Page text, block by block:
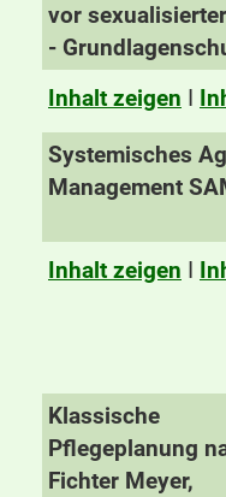
vor
-
Inhalt zeigen I
Systemisches
Management
Inhalt zeigen I
Klassische
Pflegeplanung
Fichter Meyer,